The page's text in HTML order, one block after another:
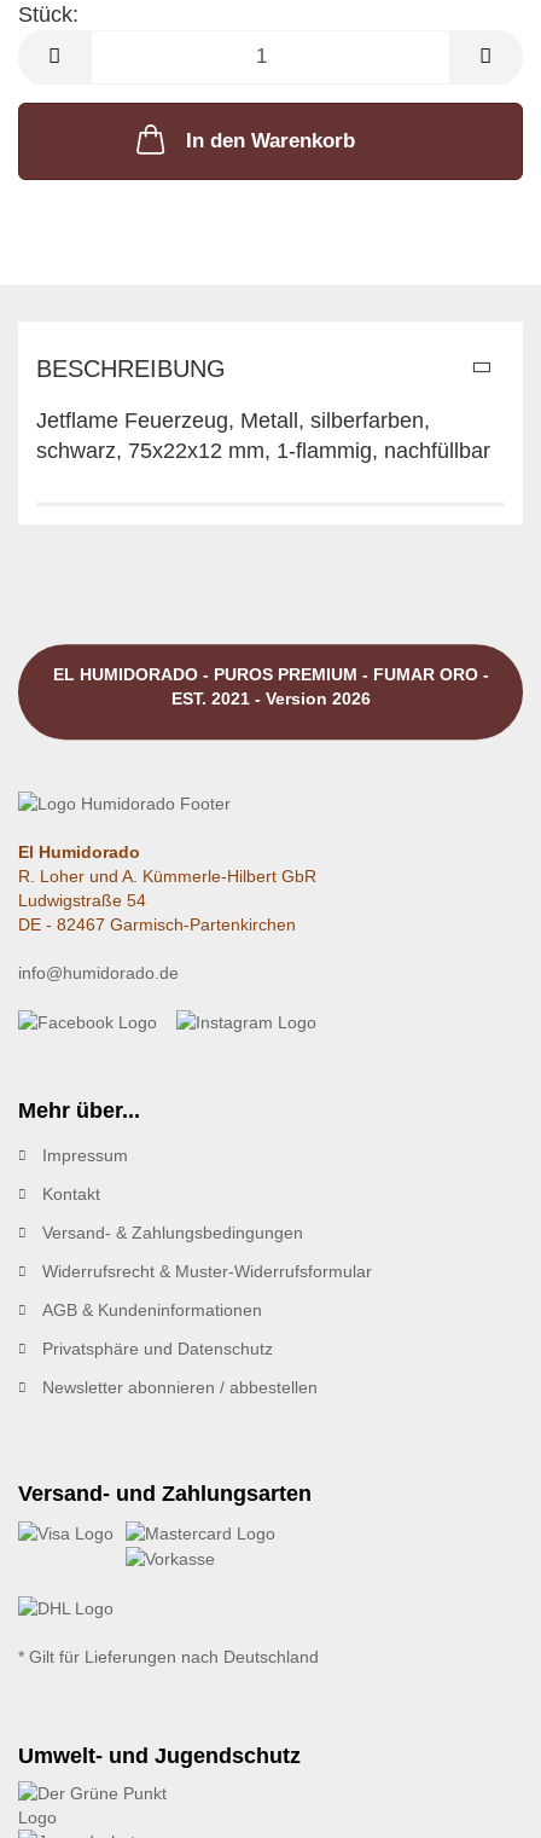
Stück:
Stück
In den Warenkorb
BESCHREIBUNG
Jetflame Feuerzeug, Metall, silberfarben,
schwarz, 75x22x12 mm, 1-flammig, nachfüllbar
EL HUMIDORADO - PUROS PREMIUM - FUMAR ORO -
EST. 2021 - Version 2026
El Humidorado
R. Loher und A. Kümmerle-Hilbert GbR
Ludwigstraße 54
DE - 82467 Garmisch-Partenkirchen
info@humidorado.de
Mehr über...
Impressum
Kontakt
Versand- & Zahlungsbedingungen
Widerrufsrecht & Muster-Widerrufsformular
AGB & Kundeninformationen
Privatsphäre und Datenschutz
Newsletter abonnieren / abbestellen
Versand- und Zahlungsarten
* Gilt für Lieferungen nach Deutschland
Umwelt- und Jugendschutz